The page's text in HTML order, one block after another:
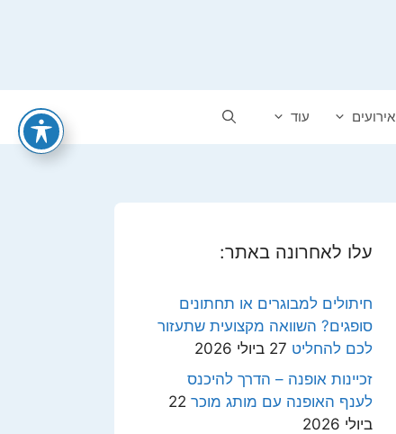
אירועים עוד
עלו לאחרונה באתר:
חיתולים למבוגרים או תחתונים
סופגים? השוואה מקצועית שתעזור
לכם להחליט 27 ביולי 2026
זכיינות אופנה – הדרך להיכנס
לענף האופנה עם מותג מוכר 22
ביולי 2026